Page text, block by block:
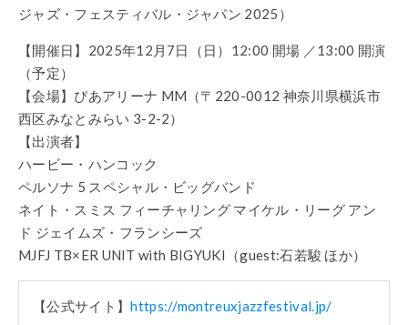
ジャズ・フェスティバル・ジャパン 2025）
【開催日】2025年12月7日（日）12:00 開場 ／13:00 開演
（予定）
【会場】ぴあアリーナ MM（〒220-0012 神奈川県横浜市
西区みなとみらい 3-2-2）
【出演者】
ハービー・ハンコック
ペルソナ 5 スペシャル・ビッグバンド
ネイト・スミス フィーチャリング マイケル・リーグ アン
ド ジェイムズ・フランシーズ
MJFJ TB×ER UNIT with BIGYUKI（guest:石若駿 ほか）
【公式サイト】https://montreuxjazzfestival.jp/